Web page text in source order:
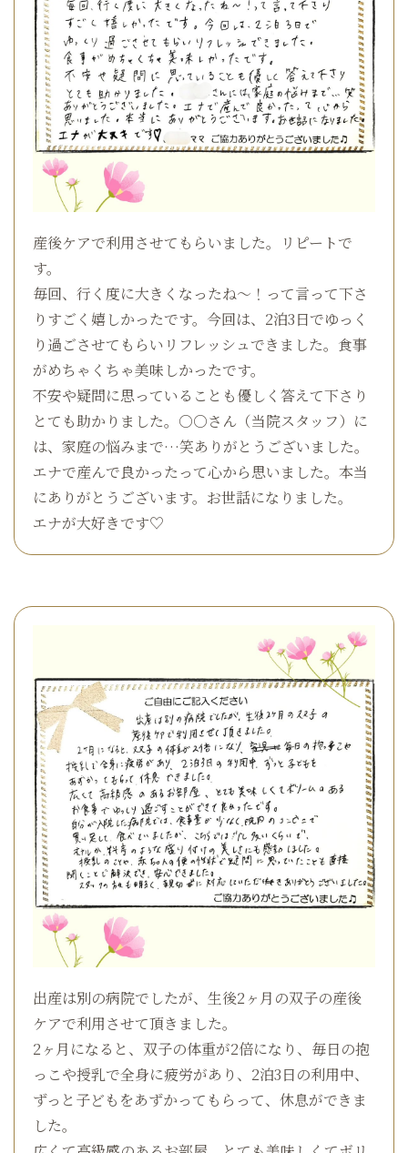
産後ケアで利用させてもらいました。リピートで
す。
毎回、行く度に大きくなったね～！って言って下さ
りすごく嬉しかったです。今回は、2泊3日でゆっく
り過ごさせてもらいリフレッシュできました。食事
がめちゃくちゃ美味しかったです。
不安や疑問に思っていることも優しく答えて下さり
とても助かりました。○○さん（当院スタッフ）に
は、家庭の悩みまで…笑ありがとうございました。
エナで産んで良かったって心から思いました。本当
にありがとうございます。お世話になりました。
エナが大好きです♡
出産は別の病院でしたが、生後2ヶ月の双子の産後
ケアで利用させて頂きました。
2ヶ月になると、双子の体重が2倍になり、毎日の抱
っこや授乳で全身に疲労があり、2泊3日の利用中、
ずっと子どもをあずかってもらって、休息ができま
した。